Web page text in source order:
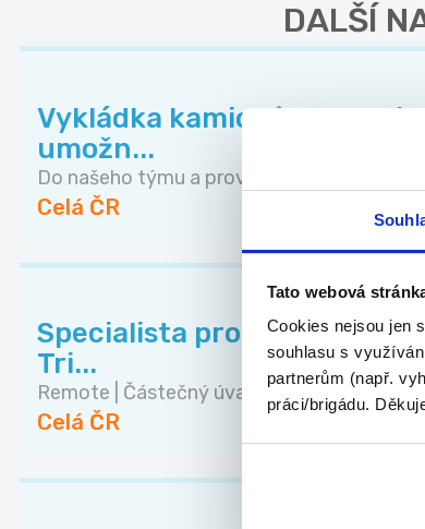
Tato webová
Cookies nejsou jen
souhlasu s
partnerům (např.
práci/brigádu.
DALŠÍ
Vykládka kamionů
umožn...
Do našeho týmu a provozu v Dolních
Celá ČR
Specialista prodeje
Tri...
Remote | Částečný úvazek | od 15:00
Celá ČR